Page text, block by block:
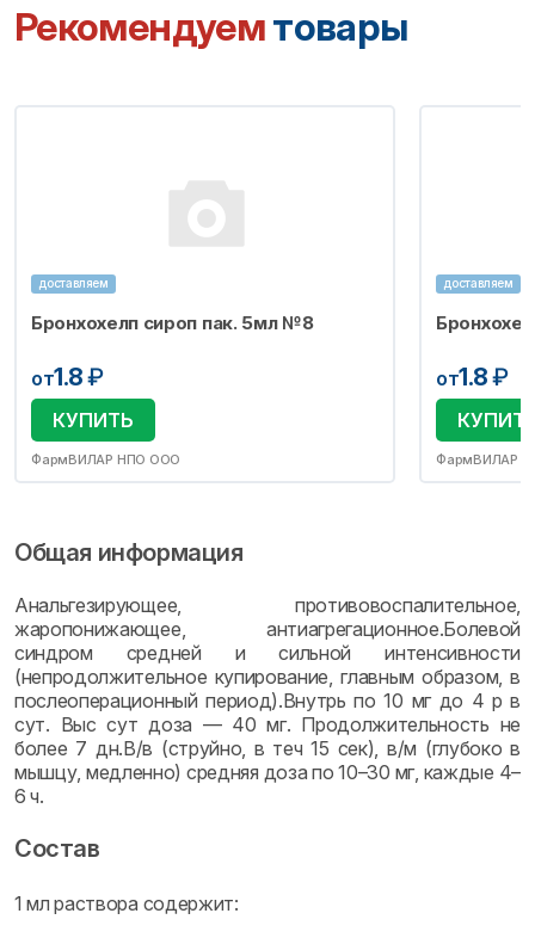
Рекомендуемтовары
доставляем
Бронхохелп сироп пак. 5мл №8
от1.8₽
КУПИТЬ
ФармВИЛАР НПО ООО
доставляем
от1.8₽
ФармВИЛАР
Общая информация
Анальгезирующее, противовоспалительное,
жаропонижающее, антиагрегационное.Болевой
синдром средней и сильной интенсивности
(непродолжительное купирование, главным образом, в
послеоперационный период).Внутрь по 10 мг до 4 р в
сут. Выс сут доза — 40 мг. Продолжительность не
более 7 дн.В/в (струйно, в теч 15 сек), в/м (глубоко в
мышцу, медленно) средняя доза по 10–30 мг, каждые 4–
6 ч.
Состав
1 мл раствора содержит: